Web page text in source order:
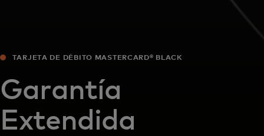
TARJETA DE DÉBITO MASTERCARD® BLACK
Garantía
Extendida